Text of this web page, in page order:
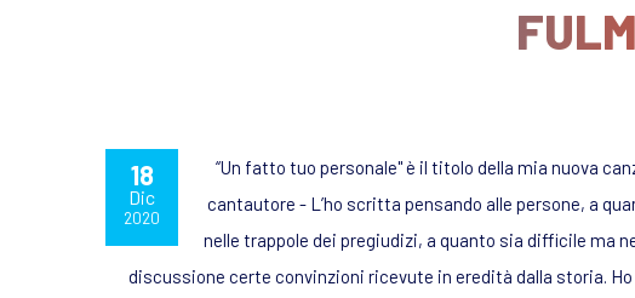
18
Dic
2020
“Un fatto tuo personale" è il titolo della mia nuova
cantautore - L’ho scritta pensando alle persone, a
nelle trappole dei pregiudizi, a quanto sia difficile ma
discussione certe convinzioni ricevute in eredità dalla storia.